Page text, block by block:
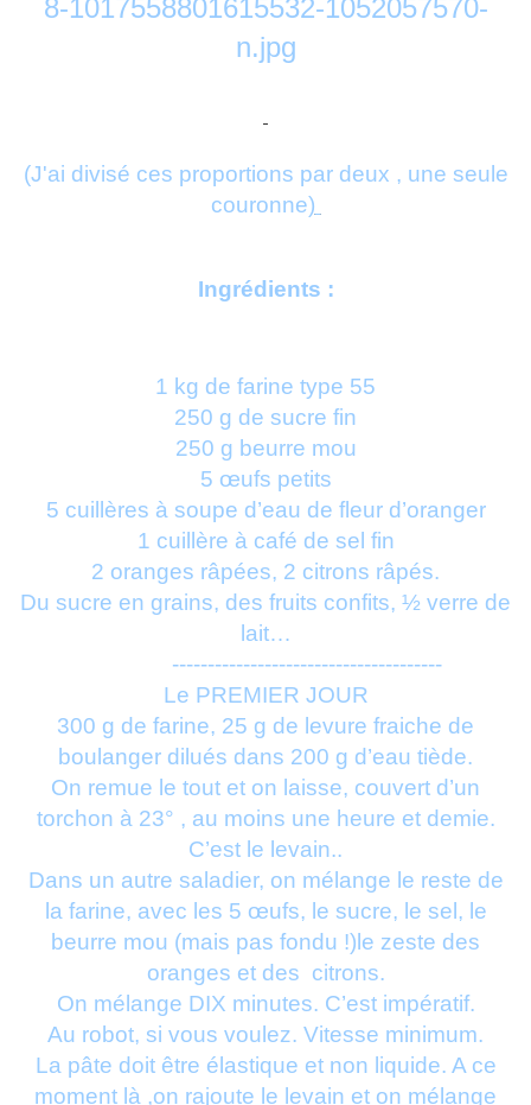
(J'ai divisé ces proportions par deux , une seule
couronne)
Ingrédients :
1 kg de farine type 55
250 g de sucre fin
250 g beurre mou
5 œufs petits
5 cuillères à soupe d’eau de fleur d’oranger
1 cuillère à café de sel fin
2 oranges râpées, 2 citrons râpés.
Du sucre en grains, des fruits confits, ½ verre de
lait…
--------------------------------------
Le PREMIER JOUR
300 g de farine, 25 g de levure fraiche de
boulanger dilués dans 200 g d’eau tiède.
On remue le tout et on laisse, couvert d’un
torchon à 23° , au moins une heure et demie.
C’est le levain..
Dans un autre saladier, on mélange le reste de
la farine, avec les 5 œufs, le sucre, le sel, le
beurre mou (mais pas fondu !)le zeste des
oranges et des citrons.
On mélange DIX minutes. C’est impératif.
Au robot, si vous voulez. Vitesse minimum.
La pâte doit être élastique et non liquide. A ce
moment là ,on rajoute le levain et on mélange